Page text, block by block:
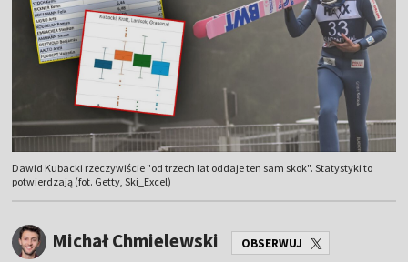
Dawid Kubacki rzeczywiście "od trzech lat oddaje ten sam skok". Statystyki to
potwierdzają (fot. Getty, Ski_Excel)
Michał Chmielewski OBSERWUJ